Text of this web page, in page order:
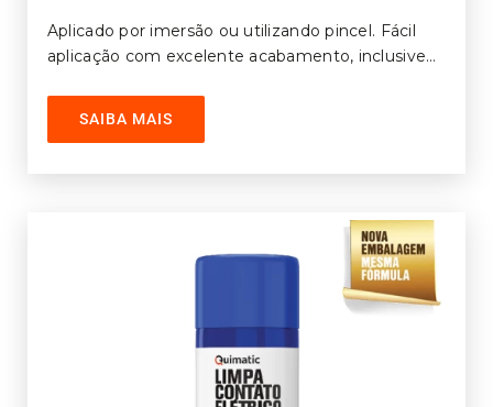
Aplicado por imersão ou utilizando pincel. Fácil
aplicação com excelente acabamento, inclusive
SAIBA MAIS